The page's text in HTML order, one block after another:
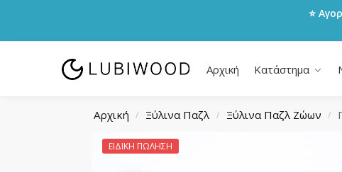
⭐
Αρχική Κατάστημα
Αρχική / Ξύλινα Παζλ / Ξύλινα Παζλ Ζώων /
ΕΙΔΙΚΗ ΠΩΛΗΣΗ